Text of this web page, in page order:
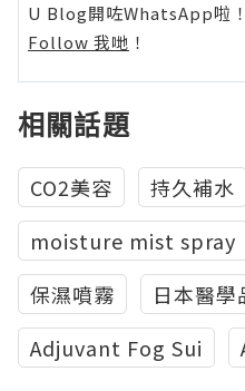
U Blog開咗WhatsApp啦
Follow 我哋 ！
相關話題
CO2美容 持久補水
moisture mist spray
保濕噴霧
日本醫學
Adjuvant Fog Sui